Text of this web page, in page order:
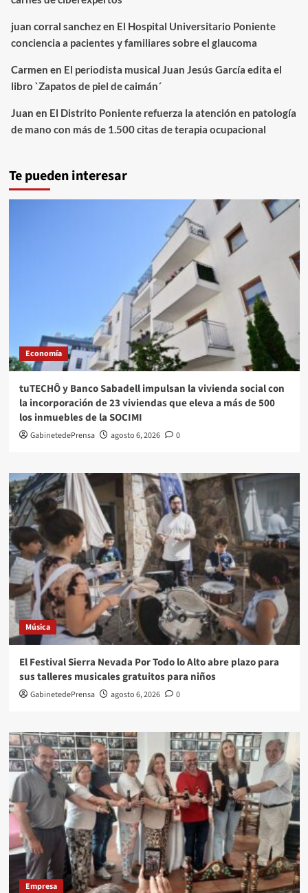
juan corral sanchezen El Hospital Universitario Poniente
conciencia a pacientes y familiares sobre el glaucoma
Carmen en El periodista musical Juan Jesús García edita el
libro `Zapatos de piel de caimán´
Juan en El Distrito Poniente refuerza la atención en patología
de mano con más de 1.500 citas de terapia ocupacional
Te pueden interesar
Economía
tuTECHÔ y Banco Sabadell impulsan la vivienda social con
la incorporación de 23 viviendas que eleva a más de 500
los inmuebles de la SOCIMI
GabinetedePrensa agosto 6, 2026 0
Música
El Festival Sierra Nevada Por Todo lo Alto abre plazo para
sus talleres musicales gratuitos para niños
GabinetedePrensa agosto 6, 2026 0
Empresa